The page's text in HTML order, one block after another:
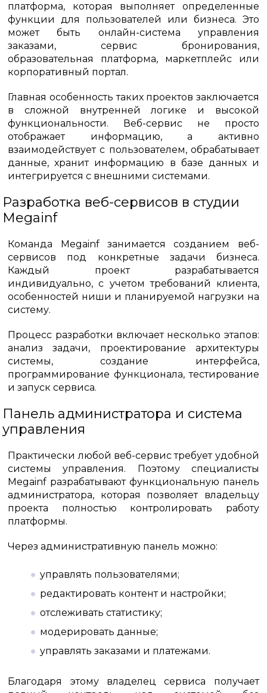
платформа, которая выполняет определенные
функции для пользователей или бизнеса. Это
может быть онлайн-система управления
заказами, сервис бронирования,
образовательная платформа, маркетплейс или
корпоративный портал.
Главная особенность таких проектов заключается
в сложной внутренней логике и высокой
функциональности. Веб-сервис не просто
отображает информацию, а активно
взаимодействует с пользователем, обрабатывает
данные, хранит информацию в базе данных и
интегрируется с внешними системами.
Разработка веб-сервисов в студии
Megainf
Команда Megainf занимается созданием веб-
сервисов под конкретные задачи бизнеса.
Каждый проект разрабатывается
индивидуально, с учетом требований клиента,
особенностей ниши и планируемой нагрузки на
систему.
Процесс разработки включает несколько этапов:
анализ задачи, проектирование архитектуры
системы, создание интерфейса,
программирование функционала, тестирование
и запуск сервиса.
Панель администратора и система
управления
Практически любой веб-сервис требует удобной
системы управления. Поэтому специалисты
Megainf разрабатывают функциональную панель
администратора, которая позволяет владельцу
проекта полностью контролировать работу
платформы.
Через административную панель можно:
управлять пользователями;
редактировать контент и настройки;
отслеживать статистику;
модерировать данные;
управлять заказами и платежами.
Благодаря этому владелец сервиса получает